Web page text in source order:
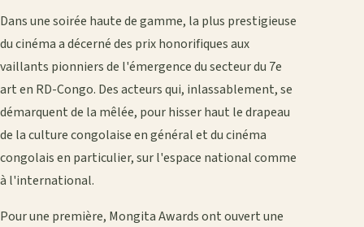
Dans une soirée haute de gamme, la plus prestigieuse
du cinéma a décerné des prix honorifiques aux
vaillants pionniers de l'émergence du secteur du 7e
art en RD-Congo. Des acteurs qui, inlassablement, se
démarquent de la mêlée, pour hisser haut le drapeau
de la culture congolaise en général et du cinéma
congolais en particulier, sur l'espace national comme
à l'international.
Pour une première, Mongita Awards ont ouvert une